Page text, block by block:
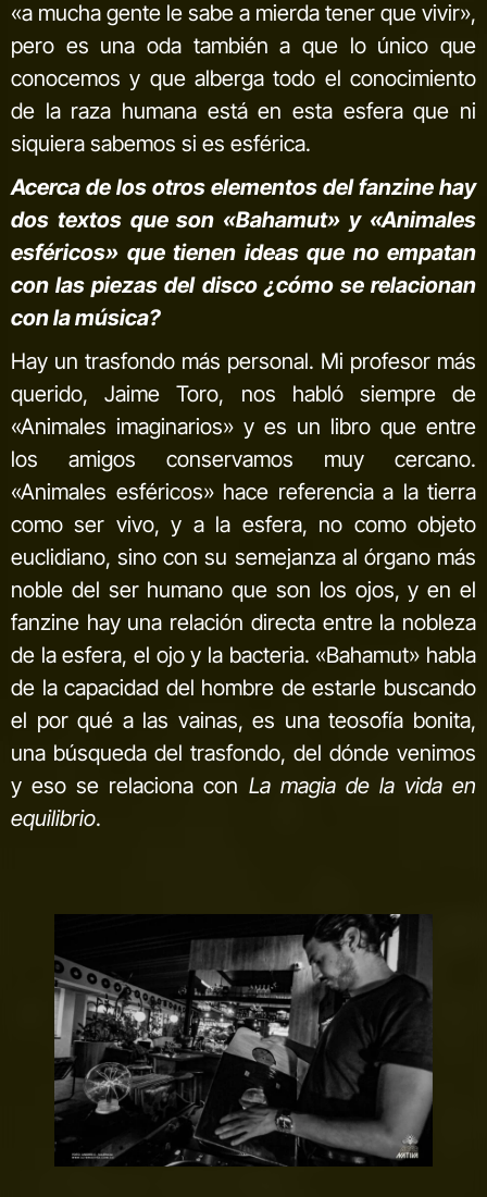
«a mucha gente le sabe a mierda tener que vivir»,
pero es una oda también a que lo único que
conocemos y que alberga todo el conocimiento
de la raza humana está en esta esfera que ni
siquiera sabemos si es esférica.
Acerca de los otros elementos del fanzine hay
dos textos que son «Bahamut» y «Animales
esféricos» que tienen ideas que no empatan
con las piezas del disco ¿cómo se relacionan
con la música?
Hay un trasfondo más personal. Mi profesor más
querido, Jaime Toro, nos habló siempre de
«Animales imaginarios» y es un libro que entre
los amigos conservamos muy cercano.
«Animales esféricos» hace referencia a la tierra
como ser vivo, y a la esfera, no como objeto
euclidiano, sino con su semejanza al órgano más
noble del ser humano que son los ojos, y en el
fanzine hay una relación directa entre la nobleza
de la esfera, el ojo y la bacteria. «Bahamut» habla
de la capacidad del hombre de estarle buscando
el por qué a las vainas, es una teosofía bonita,
una búsqueda del trasfondo, del dónde venimos
y eso se relaciona con La magia de la vida en
equilibrio.